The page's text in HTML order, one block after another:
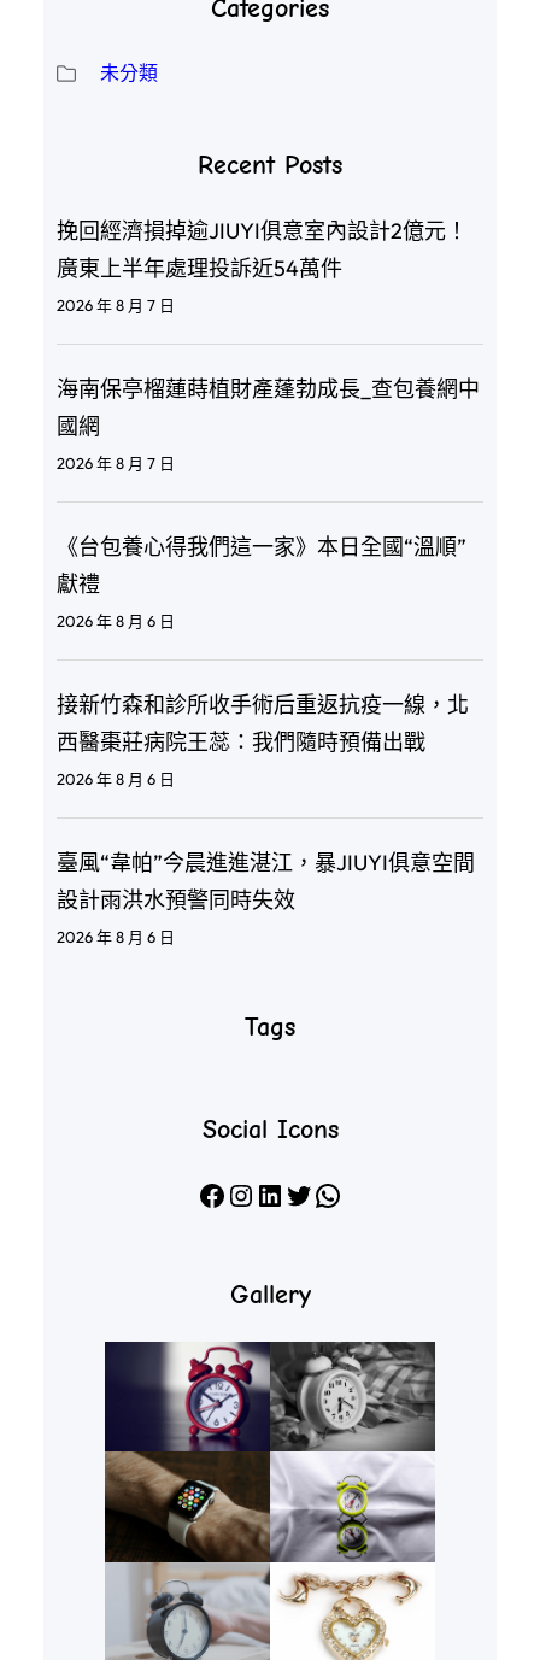
Categories
未分類
Recent Posts
挽回經濟損掉逾JIUYI俱意室內設計2億元！
廣東上半年處理投訴近54萬件
2026 年 8 月 7 日
海南保亭榴蓮蒔植財產蓬勃成長_查包養網中
國網
2026 年 8 月 7 日
《台包養心得我們這一家》本日全國“溫順”
獻禮
2026 年 8 月 6 日
接新竹森和診所收手術后重返抗疫一線，北
西醫棗莊病院王蕊：我們隨時預備出戰
2026 年 8 月 6 日
臺風“韋帕”今晨進進湛江，暴JIUYI俱意空間
設計雨洪水預警同時失效
2026 年 8 月 6 日
Tags
Social Icons
Facebook Instagram LinkedIn X WhatsApp
Gallery